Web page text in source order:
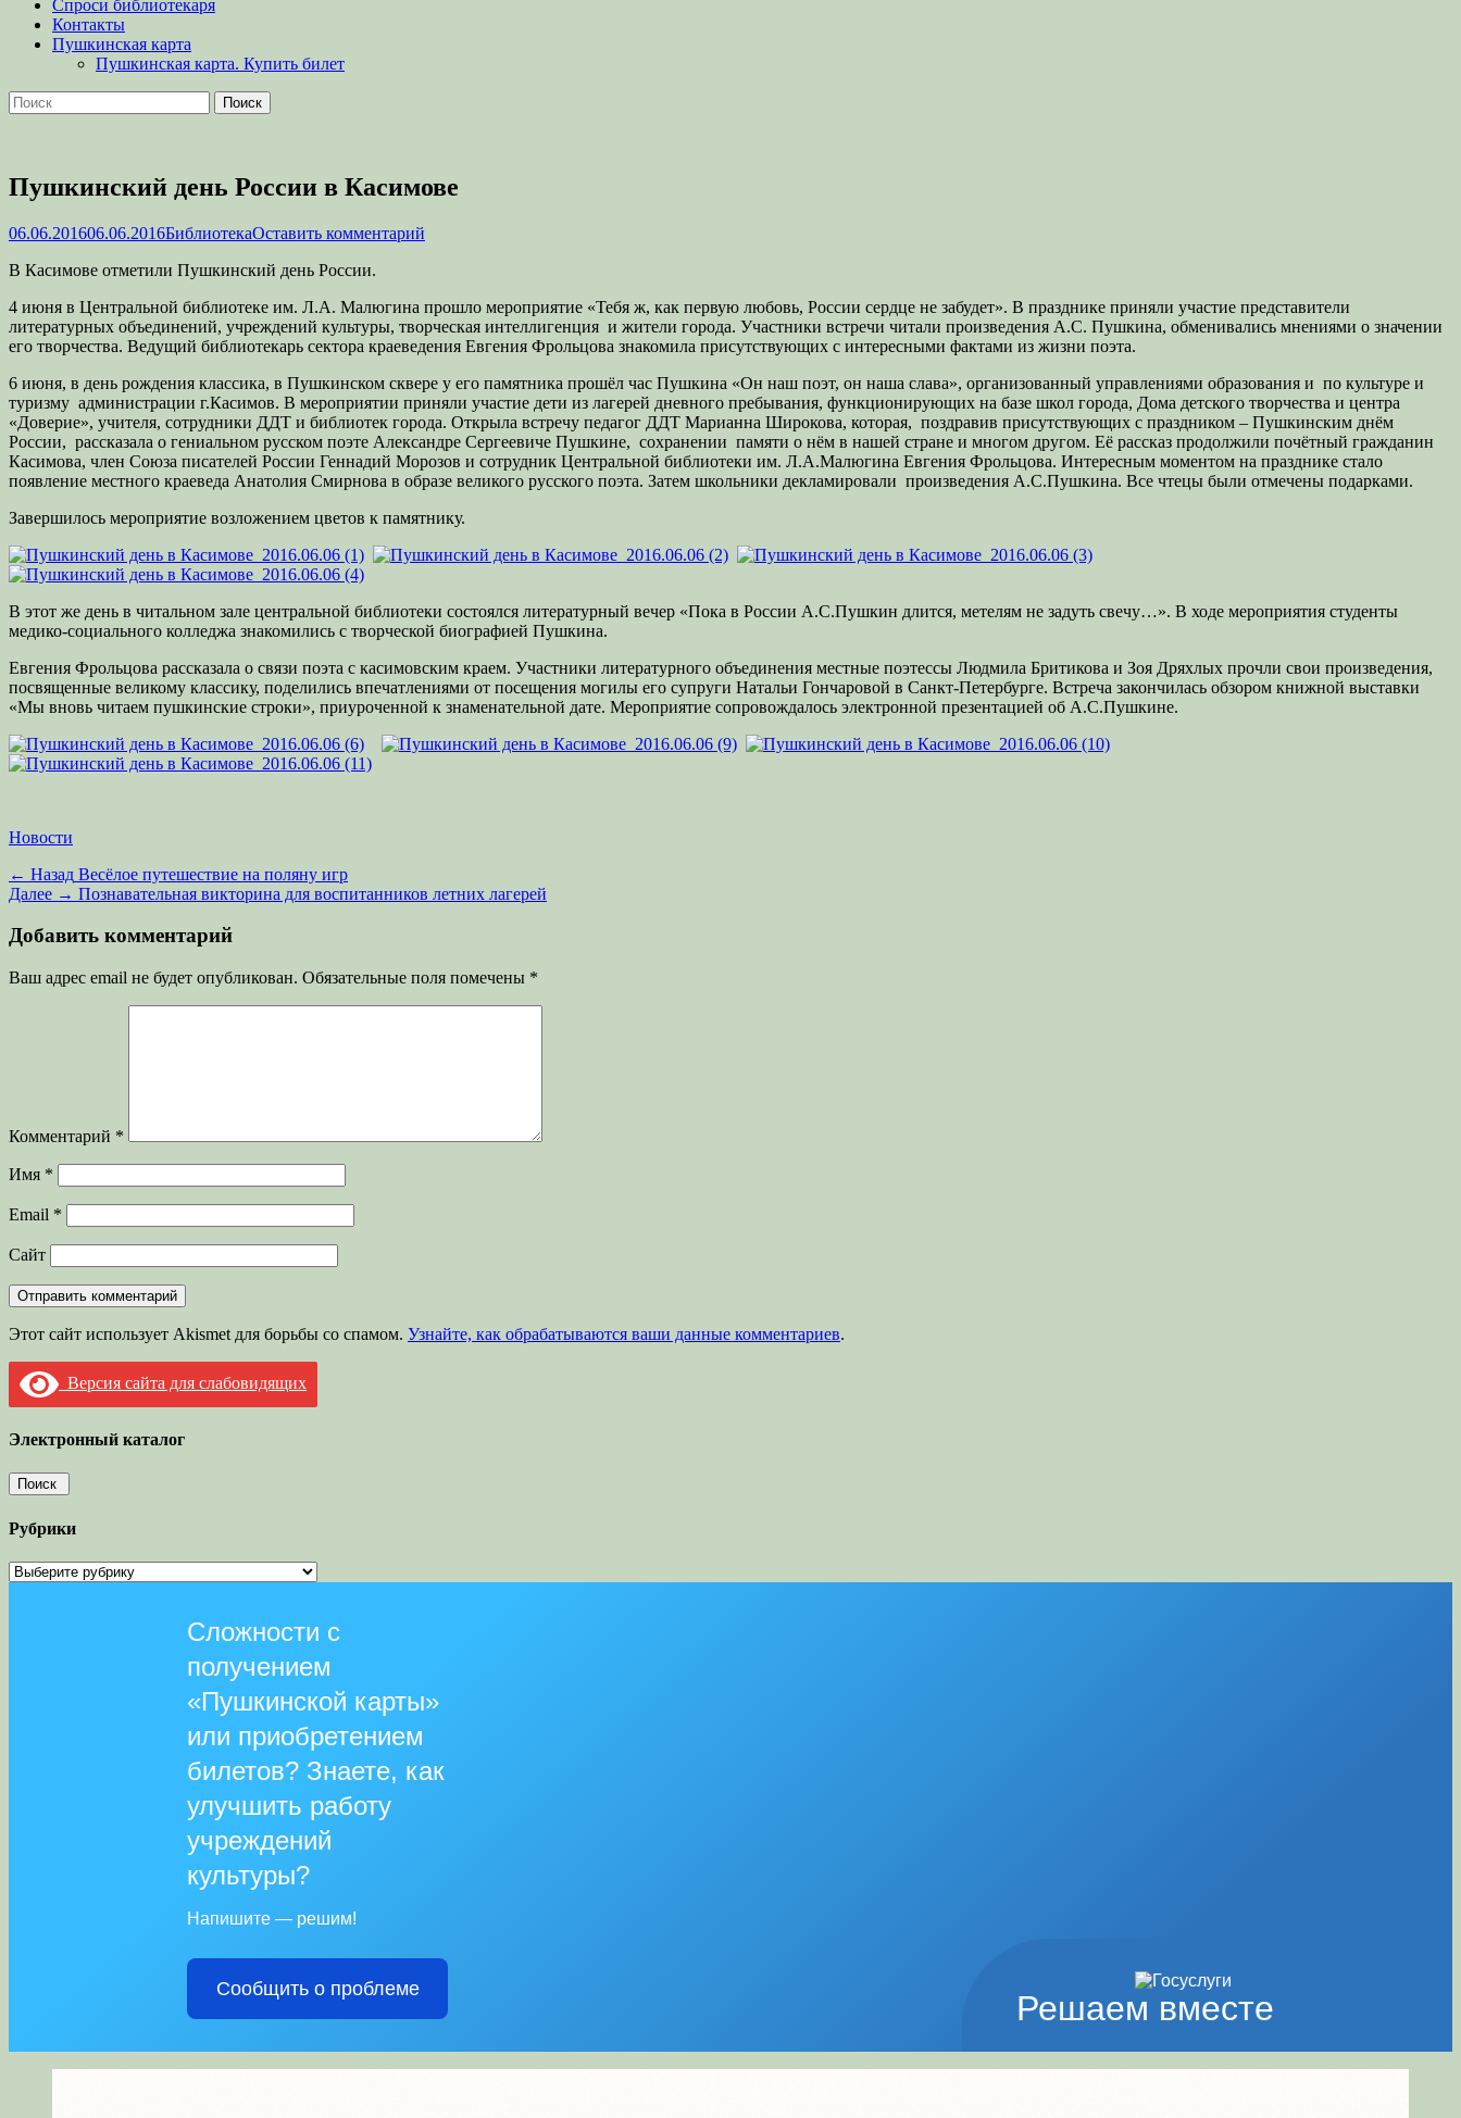
Спроси библиотекаря
Контакты
Пушкинская карта
Пушкинская карта. Купить билет
Поиск
Найти:
Пушкинский день России в Касимове
Опубликовано
06.06.201606.06.2016Автор
БиблиотекаОставить комментарий
В Касимове отметили Пушкинский день России.
4 июня в Центральной библиотеке им. Л.А. Малюгина прошло мероприятие «Тебя ж, как первую любовь, России сердце не забудет». В празднике приняли участие представители
литературных объединений, учреждений культуры, творческая интеллигенция и жители города. Участники встречи читали произведения А.С. Пушкина, обменивались мнениями о значении
его творчества. Ведущий библиотекарь сектора краеведения Евгения Фрольцова знакомила присутствующих с интересными фактами из жизни поэта.
6 июня, в день рождения классика, в Пушкинском сквере у его памятника прошёл час Пушкина «Он наш поэт, он наша слава», организованный управлениями образования и по культуре и
туризму администрации г.Касимов. В мероприятии приняли участие дети из лагерей дневного пребывания, функционирующих на базе школ города, Дома детского творчества и центра
«Доверие», учителя, сотрудники ДДТ и библиотек города. Открыла встречу педагог ДДТ Марианна Широкова, которая, поздравив присутствующих с праздником – Пушкинским днём
России, рассказала о гениальном русском поэте Александре Сергеевиче Пушкине, сохранении памяти о нём в нашей стране и многом другом. Её рассказ продолжили почётный гражданин
Касимова, член Союза писателей России Геннадий Морозов и сотрудник Центральной библиотеки им. Л.А.Малюгина Евгения Фрольцова. Интересным моментом на празднике стало
появление местного краеведа Анатолия Смирнова в образе великого русского поэта. Затем школьники декламировали произведения А.С.Пушкина. Все чтецы были отмечены подарками.
Завершилось мероприятие возложением цветов к памятнику.
В этот же день в читальном зале центральной библиотеки состоялся литературный вечер «Пока в России А.С.Пушкин длится, метелям не задуть свечу…». В ходе мероприятия студенты
медико-социального колледжа знакомились с творческой биографией Пушкина.
Евгения Фрольцова рассказала о связи поэта с касимовским краем. Участники литературного объединения местные поэтессы Людмила Бритикова и Зоя Дряхлых прочли свои произведения,
посвященные великому классику, поделились впечатлениями от посещения могилы его супруги Натальи Гончаровой в Санкт-Петербурге. Встреча закончилась обзором книжной выставки
«Мы вновь читаем пушкинские строки», приуроченной к знаменательной дате. Мероприятие сопровождалось электронной презентацией об А.С.Пушкине.
Категории
Новости
Навигация
по
записям
← Назад Предыдущая
запись:
Весёлое путешествие на поляну игр
Далее → Следующая
Познавательная викторина для воспитанников летних лагерей
Добавить комментарий
Ваш адрес email не будет опубликован. Обязательные поля помечены *
Комментарий *
Имя *
Email *
Сайт
Этот сайт использует Akismet для борьбы со спамом. Узнайте, как обрабатываются ваши данные комментариев.
Версия сайта для слабовидящих
Электронный каталог
Рубрики
Рубрики
Решаем вместе
Сложности с
получением
«Пушкинской карты»
или приобретением
билетов? Знаете, как
улучшить работу
учреждений
культуры?
Напишите — решим!
Сообщить о проблеме